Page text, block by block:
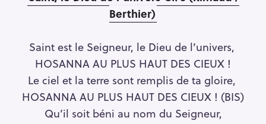
Berthier)
Saint est le Seigneur, le Dieu de l’univers,
HOSANNA AU PLUS HAUT DES CIEUX !
Le ciel et la terre sont remplis de ta gloire,
HOSANNA AU PLUS HAUT DES CIEUX ! (BIS)
Qu’il soit béni au nom du Seigneur,